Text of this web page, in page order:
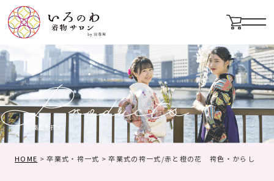
メニ
商品を探す
HOME >卒業式・袴一式 >卒業式の袴一式/赤と橙の花 袴色・からし